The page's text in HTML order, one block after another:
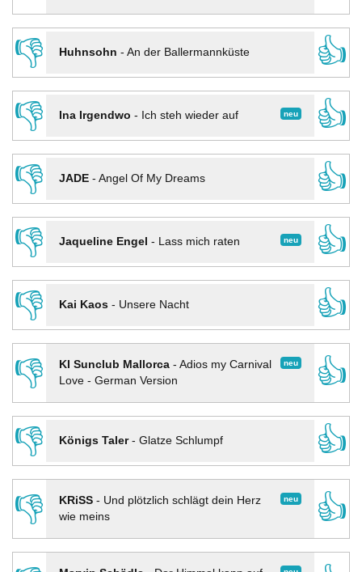
👎
Huhnsohn - An der Ballermannküste
👍
👎
neu
Ina Irgendwo - Ich steh wieder auf
👍
👎
JADE- Angel Of My Dreams
👍
👎
neu
Jaqueline Engel - Lass mich raten
👍
👎
Kai Kaos- Unsere Nacht
👍
👎
neu
KI Sunclub Mallorca- Adios my Carnival
Love - German Version
👍
👎
Königs Taler- Glatze Schlumpf
👍
👎
neu
KRiSS- Und plötzlich schlägt dein Herz
wie meins
👍